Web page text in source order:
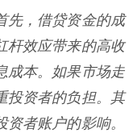
先，借贷资金的成
杆效应带来的高收
成本。如果市场走
投资者的负担。其
者账户的影响。